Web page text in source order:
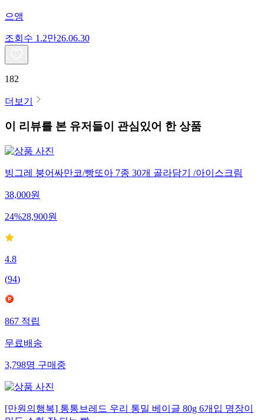
으앵
조회수 1.2만26.06.30
182
더보기
이 리뷰를 본 유저들이 관심있어 한 상품
빙그레 붕어싸만코/빵또아 7종 30개 골라담기 /아이스크림
38,000원
24%28,900원
4.8
(94)
867 적립
무료배송
3,798명 구매중
[만원의행복] 통통브레드 우리 통밀 베이글 80g 6개입 명장이